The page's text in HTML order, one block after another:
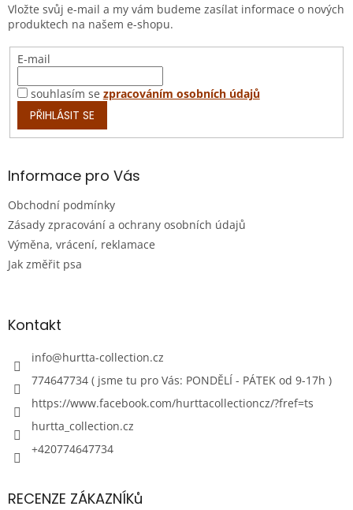
Vložte svůj e-mail a my vám budeme zasílat informace o nových
produktech na našem e-shopu.
E-mail
souhlasím se zpracováním osobních údajů
PŘIHLÁSIT SE
Informace pro Vás
Obchodní podmínky
Zásady zpracování a ochrany osobních údajů
Výměna, vrácení, reklamace
Jak změřit psa
Kontakt
info@hurtta-collection.cz
774647734 ( jsme tu pro Vás: PONDĚLÍ - PÁTEK od 9-17h )
https://www.facebook.com/hurttacollectioncz/?fref=ts
hurtta_collection.cz
+420774647734
RECENZE ZÁKAZNÍKů